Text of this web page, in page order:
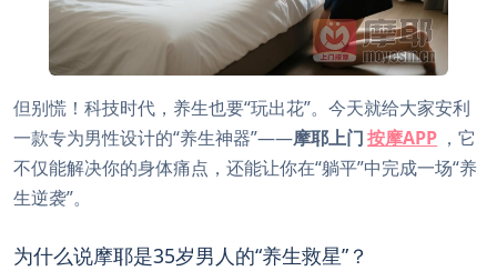
但别慌！科技时代，养生也要“玩出花”。今天就给大家安利
一款专为男性设计的“养生神器”——摩耶上门按摩APP ，它
不仅能解决你的身体痛点，还能让你在“躺平”中完成一场“养
生逆袭”。
为什么说摩耶是35岁男人的“养生救星”？